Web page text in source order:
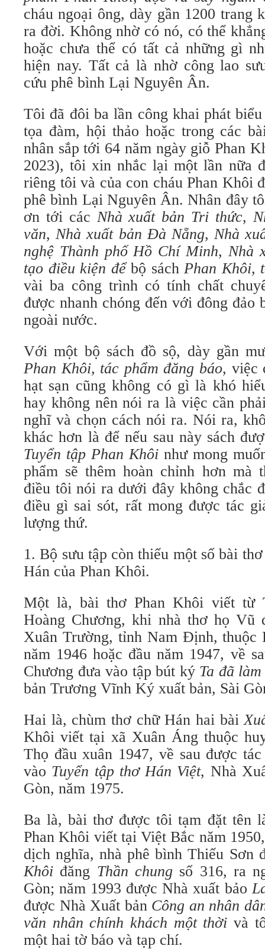
cháu ngoại ông, dày gần 1200 trang
ra đời. Không nhờ có nó, có thể
hoặc chưa thể có tất cả những gì
hiện nay. Tất cả là nhờ công lao
cứu phê bình Lại Nguyên Ân.
Tôi đã đôi ba lần công khai phát
tọa đàm, hội thảo hoặc trong các
nhân sắp tới 64 năm ngày giỗ Phan
2023), tôi xin nhắc lại một lần nữa
riêng tôi và của con cháu Phan Khôi
phê bình Lại Nguyên Ân. Nhân đây
ơn tới các Nhà xuất bản Tri thức,
văn, Nhà xuất bản Đà Nẵng,Nhà
nghệ Thành phố Hồ Chí Minh, Nhà
tạo điều kiện để bộ sách Phan Khôi,
vài ba công trình có tính chất
được nhanh chóng đến với đông đảo
ngoài nước.
Với một bộ sách đồ sộ, dày gần
Phan Khôi, tác phẩm đăng báo, việc
hạt sạn cũng không có gì là khó
hay không nên nói ra là việc cần
nghĩ và chọn cách nói ra. Nói ra,
khác hơn là để nếu sau này sách
Tuyển tập Phan Khôi như mong
phẩm sẽ thêm hoàn chỉnh hơn mà
điều tôi nói ra dưới đây không chắc
điều gì sai sót, rất mong được tác
lượng thứ.
1. Bộ sưu tập còn thiếu một số bài
Hán của Phan Khôi.
Một là, bài thơ Phan Khôi viết từ
Hoàng Chương, khi nhà thơ họ Vũ
Xuân Trường, tỉnh Nam Định, thuộc
năm 1946 hoặc đầu năm 1947, về
Chương đưa vào tập bút ký Ta đã làm
bản Trương Vĩnh Ký xuất bản, Sài
Hai là, chùm thơ chữ Hán hai bài
Khôi viết tại xã Xuân Áng thuộc
Thọ đầu xuân 1947, về sau được
vào Tuyển tập thơ Hán Việt, Nhà
Gòn, năm 1975.
Ba là, bài thơ được tôi tạm đặt tên
Phan Khôi viết tại Việt Bắc năm
dịch nghĩa, nhà phê bình Thiếu Sơn
Khôi đăng Thần chung số 316, ra
Gòn; năm 1993 được Nhà xuất bảo
được Nhà Xuất bản Công an nhân
văn nhân chính khách một thời và
một hai tờ báo và tạp chí.